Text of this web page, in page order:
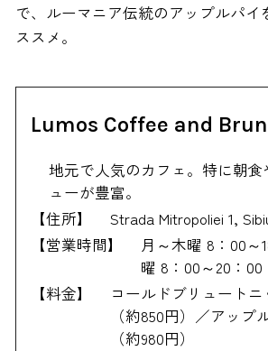
で、ルーマニア伝統のアップルパイ
ススメ。
Lumos Coffee and
地元で人気のカフェ。特に朝
ューが豊富。
【住所】
Strada Mitropoliei 1,
【営業時間】
月～木曜 8：00～
曜 8：00～20：00
【料金】
コールドブリュート
（約850円）／アッ
（約980円）